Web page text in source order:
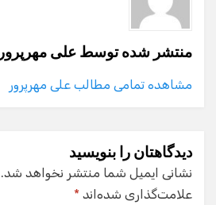
منتشر شده توسطعلی مهرپرور
مشاهده تمامی مطالب علی مهرپرور
دیدگاهتان را بنویسید
نشانی ایمیل شما منتشر نخواهد شد.
علامت‌گذاری شده‌اند *